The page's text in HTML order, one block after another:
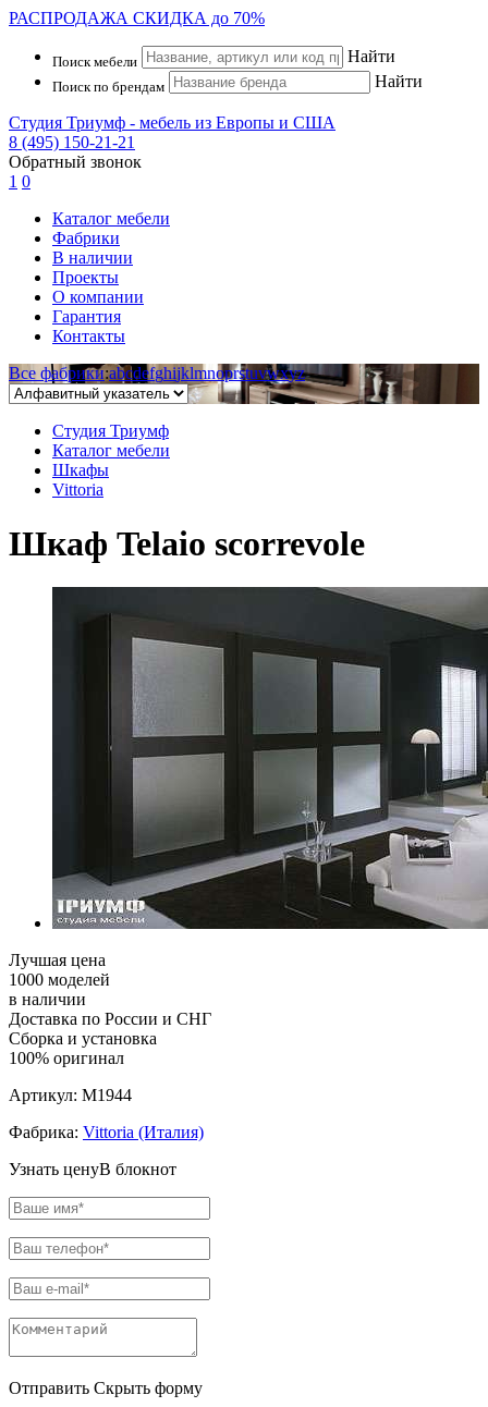
РАСПРОДАЖА СКИДКА до 70%
Поиск мебели Найти
Поиск по брендам Найти
Студия Триумф - мебель из Европы и США
8 (495) 150-21-21
Обратный звонок
1 0
Каталог мебели
Фабрики
В наличии
Проекты
О компании
Гарантия
Контакты
Все фабрики:abcdefghijklmnoprstuvwxyz
Студия Триумф
Каталог мебели
Шкафы
Vittoria
Шкаф Telaio scorrevole
Лучшая цена
1000 моделей
в наличии
Доставка по России и СНГ
Сборка и установка
100% оригинал
Артикул: M1944
Фабрика: Vittoria (Италия)
Узнать ценуВ блокнот
Отправить Скрыть форму